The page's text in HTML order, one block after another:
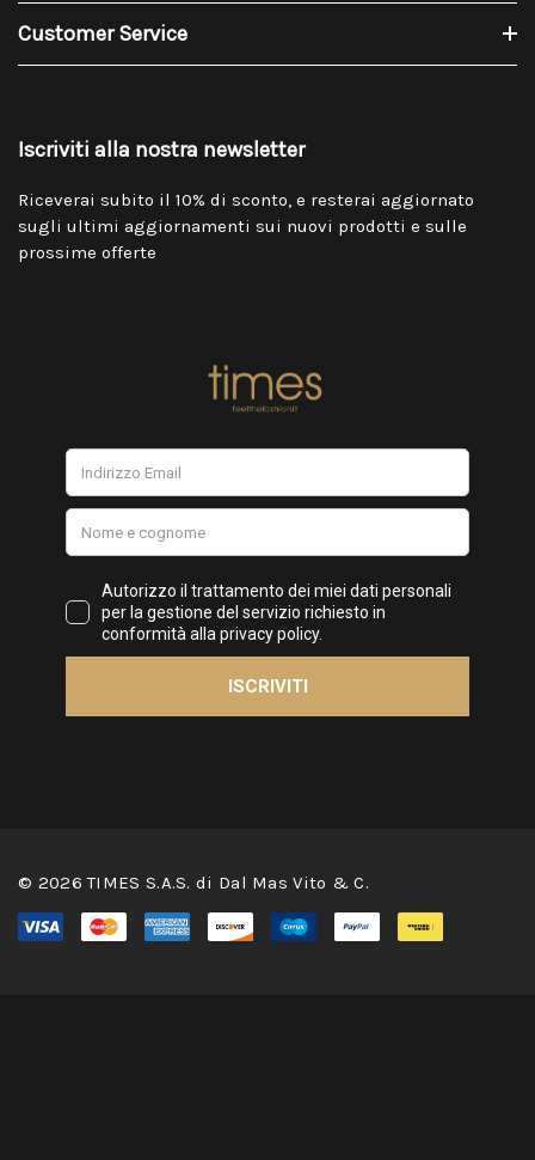
Customer Service
Iscriviti alla nostra newsletter
Riceverai subito il 10% di sconto, e resterai aggiornato
sugli ultimi aggiornamenti sui nuovi prodotti e sulle
prossime offerte
© 2026 TIMES S.A.S. di Dal Mas Vito & C.